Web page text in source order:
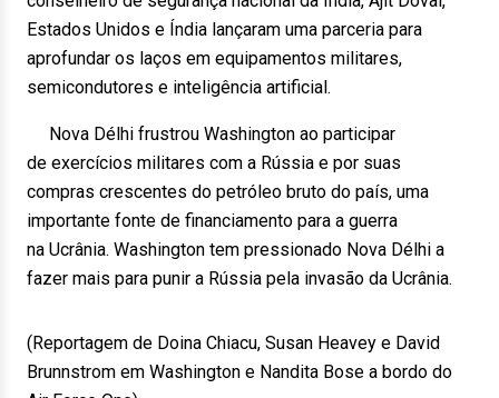
Estados Unidos e Índia lançaram uma parceria para
aprofundar os laços em equipamentos militares,
semicondutores e inteligência artificial.
Nova Délhi frustrou Washington ao participar
de exercícios militares com a Rússia e por suas
compras crescentes do petróleo bruto do país, uma
importante fonte de financiamento para a guerra
na Ucrânia. Washington tem pressionado Nova Délhi a
fazer mais para punir a Rússia pela invasão da Ucrânia.
(Reportagem de Doina Chiacu, Susan Heavey e David
Brunnstrom em Washington e Nandita Bose a bordo do